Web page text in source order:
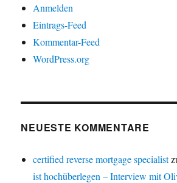
Anmelden
Eintrags-Feed
Kommentar-Feed
WordPress.org
NEUESTE KOMMENTARE
certified reverse mortgage specialist
ist hochüberlegen – Interview mit